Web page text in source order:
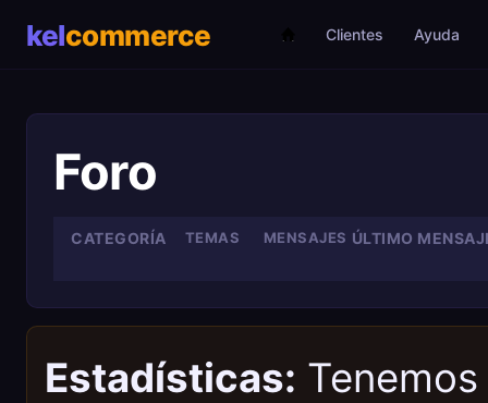
Clientes Ayuda
Foro
CATEGORÍA TEMAS MENSAJES ÚLTIMO
Estadísticas: